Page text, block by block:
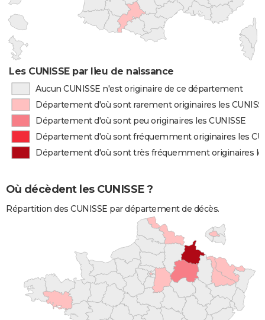
Les CUNISSE par lieu de naissance
Aucun CUNISSE n'est originaire de ce département
Département d'où sont rarement originaires les
Département d'où sont peu originaires les CUNISSE
Département d'où sont fréquemment originaires les
Département d'où sont très fréquemment originaires
Où décèdent les CUNISSE ?
Répartition des CUNISSE par département de décès.